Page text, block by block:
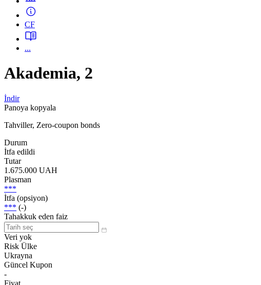
CF
...
Akademia, 2
İndir
Panoya kopyala
Tahviller, Zero-coupon bonds
Durum
İtfa edildi
Tutar
1.675.000 UAH
Plasman
***
İtfa (opsiyon)
*** (-)
Tahakkuk eden faiz
Veri yok
Risk Ülke
Ukrayna
Güncel Kupon
-
Fiyat